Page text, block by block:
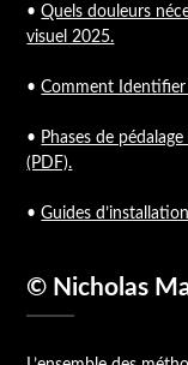
•Quels douleurs
visuel 2025.
•Comment Identifier
• Phases de
(PDF).
•Guides
© Nicholas